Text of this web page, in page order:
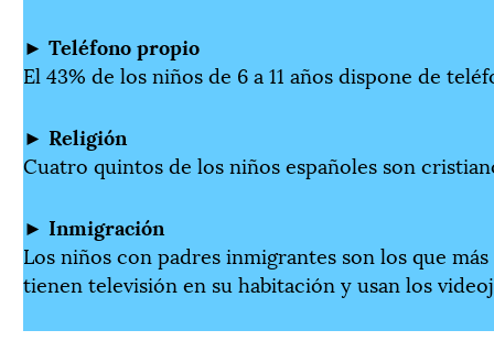
► Teléfono propio
El 43% de los niños de 6 a 11 años dispone de
► Religión
Cuatro quintos de los niños españoles son
► Inmigración
Los niños con padres inmigrantes son los que
tienen televisión en su habitación y usan los